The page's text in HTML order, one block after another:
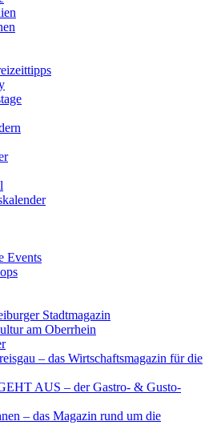
Events
Stadtmagazin
am Oberrhein
– das Wirtschaftsmagazin für die
AUS – der Gastro- & Gusto-
– das Magazin rund um die